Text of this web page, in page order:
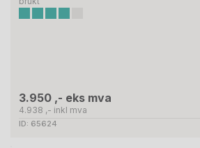
3.950 ,- eks mva
4.938 ,- inkl mva
ID: 65624